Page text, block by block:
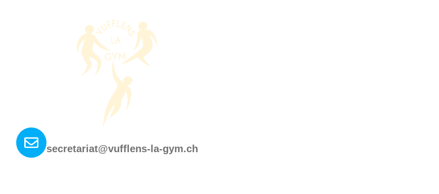
secretariat@vufflens-la-gym.ch